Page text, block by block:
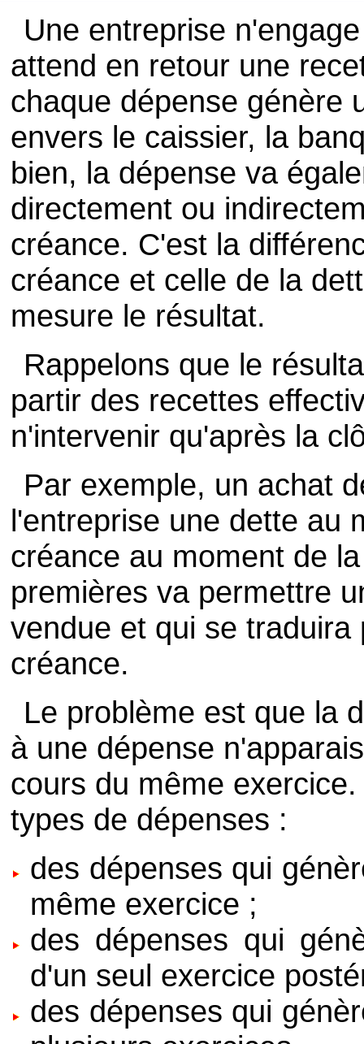
Une entreprise
attend en retour une
chaque dépense génère
envers le caissier, la
bien, la dépense va
directement ou
créance. C'est la
créance et celle de la
mesure le résultat.
Rappelons que le
partir des recettes
n'intervenir qu'après la
Par exemple, un achat
l'entreprise une dette au
créance au moment de
premières va permettre
vendue et qui se
créance.
Le problème est que la
à une dépense
cours du même
types de dépenses :
des dépenses qui
même exercice ;
des dépenses qui
d'un seul exercice
des dépenses qui